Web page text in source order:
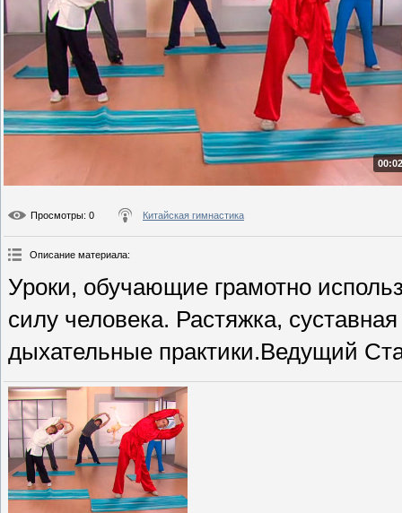
Просмотры: 0 Китайская гимнастика
Описание материала:
Уроки, обучающие грамотно
силу человека. Растяжка,
дыхательные практики.Ведущий